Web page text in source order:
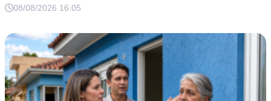
que jamás imaginó fue que esa noche sería él quien
08/08/2026 16:05